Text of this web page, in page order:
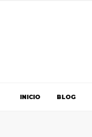
INICIO BLOG